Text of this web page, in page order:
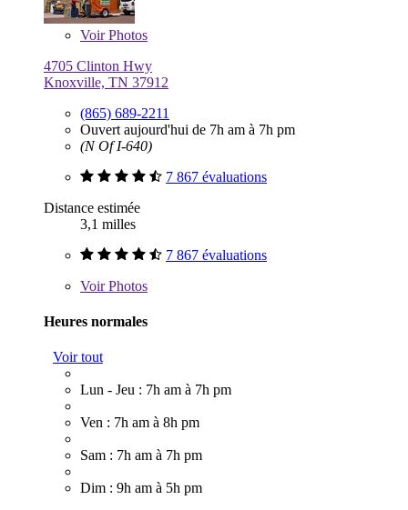
VoirPhotos
4705 Clinton Hwy
Knoxville, TN 37912
(865) 689-2211
Ouvert aujourd'hui de 7h am à 7h pm
(N Of I-640)
7 867 évaluations
Distance estimée
3,1 milles
7 867 évaluations
VoirPhotos
Heures normales
Voir tout
Lun - Jeu : 7h am à 7h pm
Ven : 7h am à 8h pm
Sam : 7h am à 7h pm
Dim : 9h am à 5h pm